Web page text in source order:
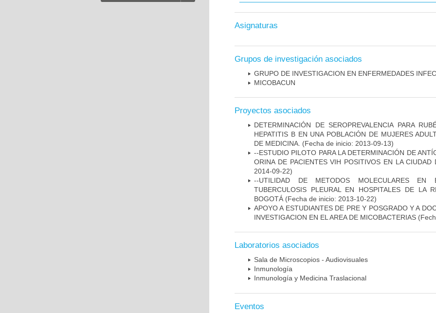
Asignaturas
Grupos de investigación asociados
GRUPO DE INVESTIGACION EN ENFERMEDADES
MICOBAC­UN
Proyectos asociados
DETERMINACIÓN DE SEROPREVALENCIA PARA
HEPATITIS B EN UNA POBLACIÓN DE MUJERES
DE MEDICINA. (Fecha de inicio: 2013-09-13)
--ESTUDIO PILOTO PARA LA DETERMINACIÓN DE
ORINA DE PACIENTES VIH POSITIVOS EN LA CIUDAD
2014-09-22)
--UTILIDAD DE METODOS MOLECULARES
TUBERCULOSIS PLEURAL EN HOSPITALES DE LA
BOGOTÁ (Fecha de inicio: 2013-10-22)
APOYO A ESTUDIANTES DE PRE Y POSGRADO Y A
INVESTIGACION EN EL AREA DE MICOBACTERIAS
Laboratorios asociados
Sala de Microscopios - Audiovisuales
Inmunología
Inmunología y Medicina Traslacional
Eventos